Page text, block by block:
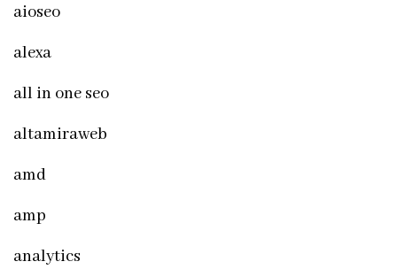
aioseo
alexa
all in one seo
altamiraweb
amd
amp
analytics